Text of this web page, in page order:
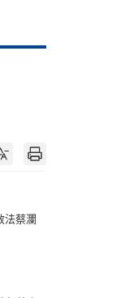
法蔡瀾